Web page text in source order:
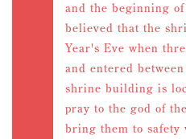
and the beginning
believed that the
Year's Eve when
and entered
shrine building is
pray to the god of
bring them to safety